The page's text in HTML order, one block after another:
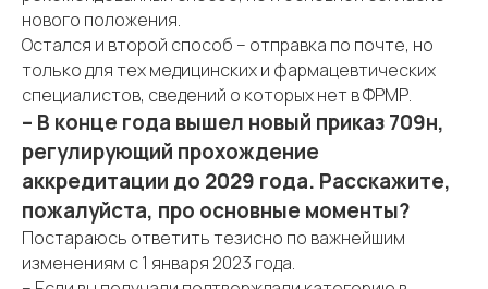
нового положения.
Остался и второй способ – отправка по почте, но
только для тех медицинских и фармацевтических
специалистов, сведений о которых нет в ФРМР.
– В конце года вышел новый приказ 709н,
регулирующий прохождение
аккредитации до 2029 года. Расскажите,
пожалуйста, про основные моменты?
Постараюсь ответить тезисно по важнейшим
изменениям с 1 января 2023 года.